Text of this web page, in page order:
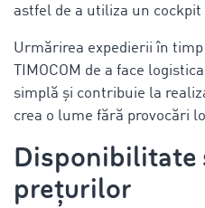
astfel de a utiliza un
Urmărirea expedierii în
TIMOCOM de a face
simplă și contribuie la
crea o lume fără provocări
Disponibilitate
prețurilor